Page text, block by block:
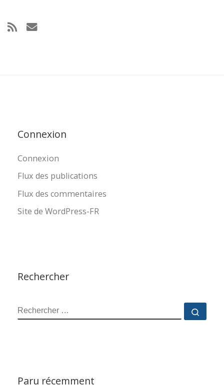
Connexion
Connexion
Flux des publications
Flux des commentaires
Site de WordPress-FR
Rechercher
RECHERCHER
Paru récemment